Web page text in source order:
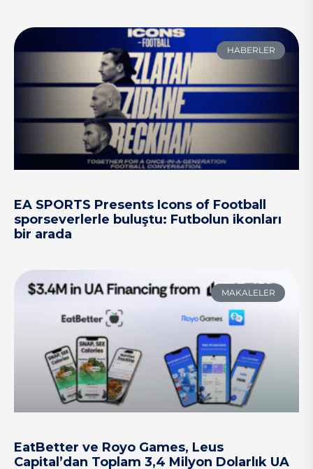
HABERLER
EA SPORTS Presents Icons of Football
sporseverlerle buluştu: Futbolun ikonları
bir arada
MAKALELER
EatBetter ve Royo Games, Leus
Capital’dan Toplam 3,4 Milyon Dolarlık UA